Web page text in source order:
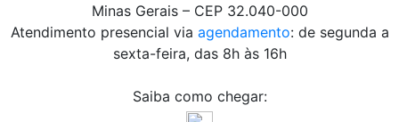
Minas Gerais – CEP 32.040-000
Atendimento presencial via agendamento: de segunda a
sexta-feira, das 8h às 16h
Saiba como chegar: